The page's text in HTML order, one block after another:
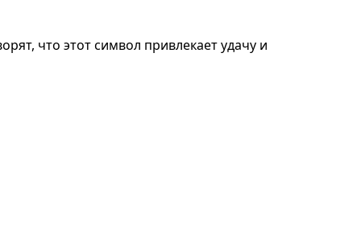
что этот символ привлекает удачу и